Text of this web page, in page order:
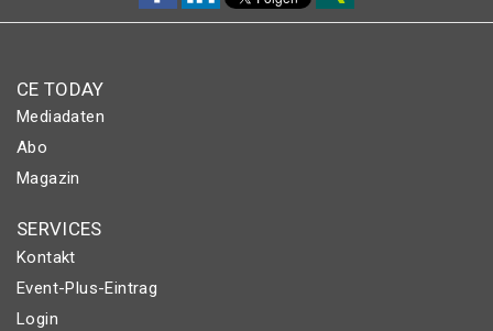
CE TODAY
Mediadaten
Abo
Magazin
SERVICES
Kontakt
Event-Plus-Eintrag
Login